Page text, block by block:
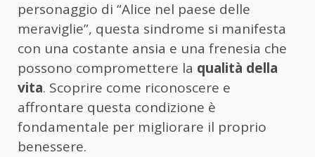
personaggio di “Alice nel paese delle
meraviglie”, questa sindrome si manifesta
con una costante ansia e una frenesia che
possono compromettere la qualità della
vita. Scoprire come riconoscere e
affrontare questa condizione è
fondamentale per migliorare il proprio
benessere.